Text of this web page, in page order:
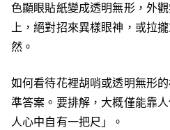
色顯眼貼紙變成透明無形，外
上，絕對招來異樣眼神，或拉
然。
如何看待花裡胡哨或透明無形
準答案。要排解，大概僅能靠
人心中自有一把尺」。